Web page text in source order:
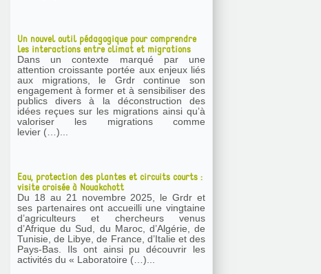
Un nouvel outil pédagogique pour comprendre
les interactions entre climat et migrations
Dans un contexte marqué par une
attention croissante portée aux enjeux liés
aux migrations, le Grdr continue son
engagement à former et à sensibiliser des
publics divers à la déconstruction des
idées reçues sur les migrations ainsi qu’à
valoriser les migrations comme
levier (…)...
Eau, protection des plantes et circuits courts :
visite croisée à Nouakchott
Du 18 au 21 novembre 2025, le Grdr et
ses partenaires ont accueilli une vingtaine
d’agriculteurs et chercheurs venus
d’Afrique du Sud, du Maroc, d’Algérie, de
Tunisie, de Libye, de France, d’Italie et des
Pays-Bas. Ils ont ainsi pu découvrir les
activités du « Laboratoire (…)...